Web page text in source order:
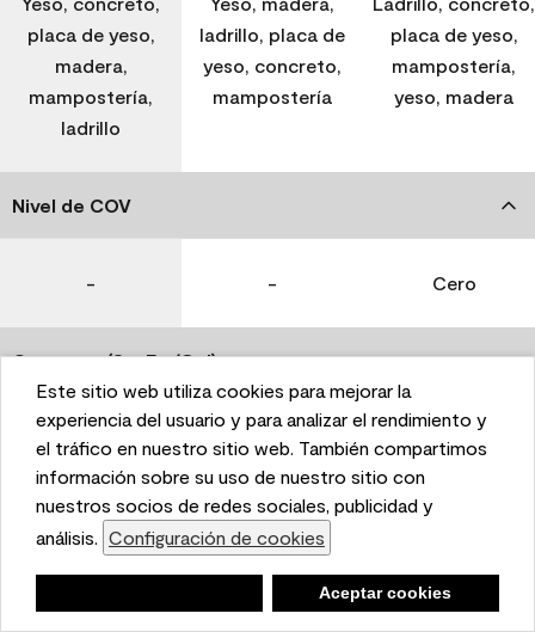
This website uses cookies to enhance user experience
and to analyze performance and traffic on our website.
We also share information about your use of our site
with our social media, advertising, and analytics
partners. Cookie Settings
Accept Cookies
Este sitio web utiliza cookies para mejorar la
experiencia del usuario y para analizar el rendimiento y
el tráfico en nuestro sitio web. También compartimos
información sobre su uso de nuestro sitio con
nuestros socios de redes sociales, publicidad y
análisis. Configuración de cookies
Aceptar cookies
placa de yeso,
madera,
mampostería,
ladrillo
ladrillo, placa de
yeso, concreto,
mampostería
placa de yeso,
mampostería,
yeso, madera
Nivel de COV
- - Cero
Coverage (Sq. Ft./Gal)
350-400 400-450 400-450
Tiempo de secado
1 hora